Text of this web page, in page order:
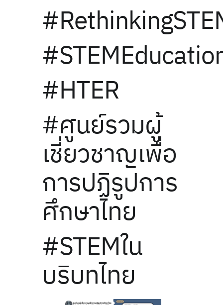
#HTER
#ศูนย์รวมผู้
เชี่ยวชาญเพื่อ
การปฏิรูปการ
ศึกษาไทย
#STEMใน
บริบทไทย